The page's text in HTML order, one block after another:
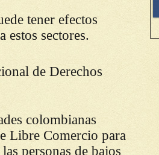
tener efectos
estos sectores.
de Derechos
colombianas
Libre Comercio para
personas de bajos